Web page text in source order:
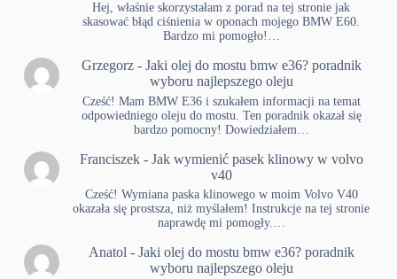
Hej, właśnie skorzystałam z porad na tej stronie jak
skasować błąd ciśnienia w oponach mojego BMW E60.
Bardzo mi pomogło!…
Grzegorz- Jaki olej do mostu bmw e36? poradnik
wyboru najlepszego oleju
Cześć! Mam BMW E36 i szukałem informacji na temat
odpowiedniego oleju do mostu. Ten poradnik okazał się
bardzo pomocny! Dowiedziałem…
Franciszek- Jak wymienić pasek klinowy w volvo
v40
Cześć! Wymiana paska klinowego w moim Volvo V40
okazała się prostsza, niż myślałem! Instrukcje na tej stronie
naprawdę mi pomogły.…
Anatol - Jaki olej do mostu bmw e36? poradnik
wyboru najlepszego oleju